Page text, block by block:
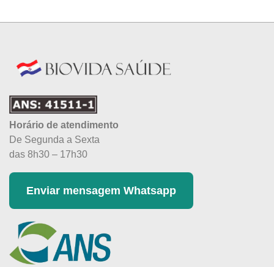
Horário de atendimento
De Segunda a Sexta
das 8h30 – 17h30
Enviar mensagem Whatsapp